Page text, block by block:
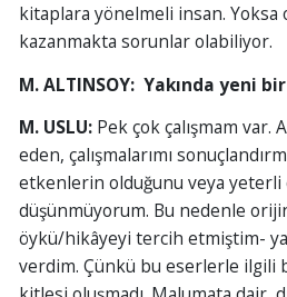
kitaplara yönelmeli insan. Yoksa
kazanmakta sorunlar olabiliyor.
M. ALTINSOY: Yakında yeni
M. USLU:Pek çok çalışmam var.
eden, çalışmalarımı
etkenlerin olduğunu veya yeterli
düşünmüyorum. Bu nedenle
öykü/hikâyeyi tercih etmiştim-
verdim. Çünkü bu eserlerle ilgili